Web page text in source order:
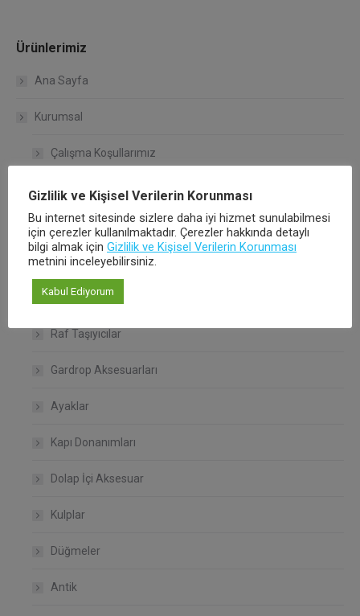
Ürünlerimiz
Ana Sayfa
Kurumsal
Çalışma Koşullarımız
Kalite Politikamız
Hakkımızda
Ürünlerimiz
Bağlantı Sistemleri
Raf Taşıyıcılar
Gardrop Aksesuarları
Ayaklar
Kapı Donanımları
Dolap İçi Aksesuar
Kulplar
Düğmeler
Antik
Gizlilik ve Kişisel Verilerin Korunması
Bu internet sitesinde sizlere daha iyi hizmet sunulabilmesi
için çerezler kullanılmaktadır. Çerezler hakkında detaylı
bilgi almak için Gizlilik ve Kişisel Verilerin Korunması
metnini inceleyebilirsiniz.
Kabul Ediyorum